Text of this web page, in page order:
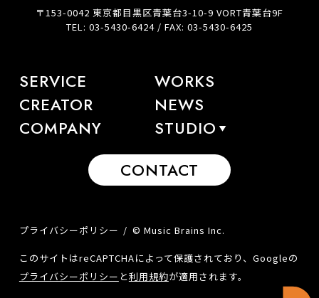
〒153-0042 東京都目黒区青葉台3-10-9 VORT青葉台9F
TEL: 03-5430-6424 / FAX: 03-5430-6425
SERVICE
WORKS
CREATOR
NEWS
COMPANY
STUDIO
CONTACT
プライバシーポリシー © Music Brains Inc.
このサイトはreCAPTCHAによって保護されており、Googleの
プライバシーポリシー と利用規約が適用されます。